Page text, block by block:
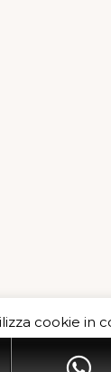
uno
Sgomberi
cookie in